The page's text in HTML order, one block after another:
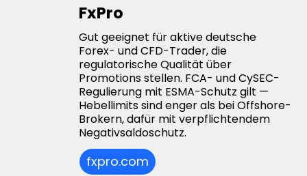
FxPro
Gut geeignet für aktive deutsche
Forex- und CFD-Trader, die
regulatorische Qualität über
Promotions stellen. FCA- und CySEC-
Regulierung mit ESMA-Schutz gilt —
Hebellimits sind enger als bei Offshore-
Brokern, dafür mit verpflichtendem
Negativsaldoschutz.
fxpro.com